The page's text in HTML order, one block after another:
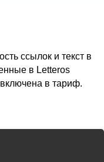
ссылок и текст в
в Letteros
в тариф.